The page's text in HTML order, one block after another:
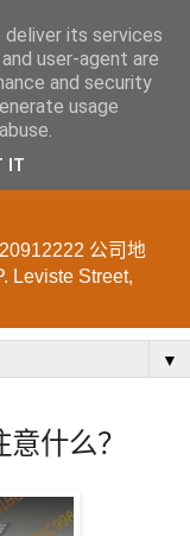
公司
询微信/
公司地
Leviste Street,
▼
什么？
its services
user-agent are
and security
usage
IT